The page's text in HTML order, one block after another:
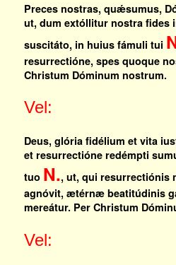
Preces nostras, quǽsumus,
ut, dum extóllitur nostra fides
suscitáto, in huius fámuli tui
resurrectióne, spes quoque
Christum Dóminum nostrum.
Vel:
Deus, glória fidélium et vita
et resurrectióne redémpti
tuo N., ut, qui resurrectiónis
agnóvit, ætérnæ beatitúdinis
mereátur. Per Christum
Vel: